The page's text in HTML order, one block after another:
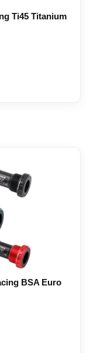
Ti45 Titanium
BSA Euro